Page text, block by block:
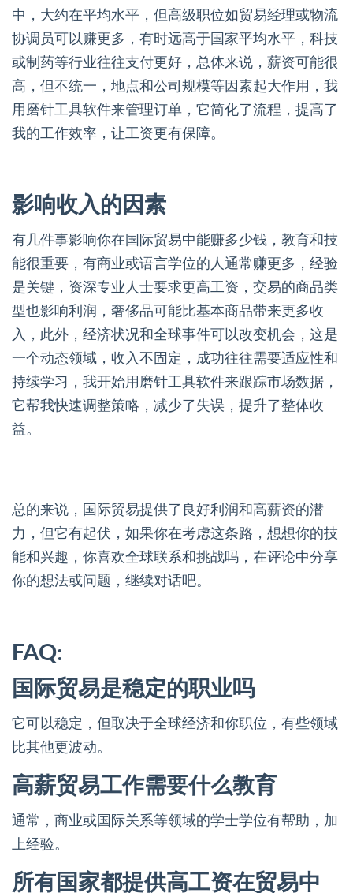
中，大约在平均水平，但高级职位如贸易经理或物流
协调员可以赚更多，有时远高于国家平均水平，科技
或制药等行业往往支付更好，总体来说，薪资可能很
高，但不统一，地点和公司规模等因素起大作用，我
用磨针工具软件来管理订单，它简化了流程，提高了
我的工作效率，让工资更有保障。
影响收入的因素
有几件事影响你在国际贸易中能赚多少钱，教育和技
能很重要，有商业或语言学位的人通常赚更多，经验
是关键，资深专业人士要求更高工资，交易的商品类
型也影响利润，奢侈品可能比基本商品带来更多收
入，此外，经济状况和全球事件可以改变机会，这是
一个动态领域，收入不固定，成功往往需要适应性和
持续学习，我开始用磨针工具软件来跟踪市场数据，
它帮我快速调整策略，减少了失误，提升了整体收
益。
总的来说，国际贸易提供了良好利润和高薪资的潜
力，但它有起伏，如果你在考虑这条路，想想你的技
能和兴趣，你喜欢全球联系和挑战吗，在评论中分享
你的想法或问题，继续对话吧。
FAQ:
国际贸易是稳定的职业吗
它可以稳定，但取决于全球经济和你职位，有些领域
比其他更波动。
高薪贸易工作需要什么教育
通常，商业或国际关系等领域的学士学位有帮助，加
上经验。
所有国家都提供高工资在贸易中